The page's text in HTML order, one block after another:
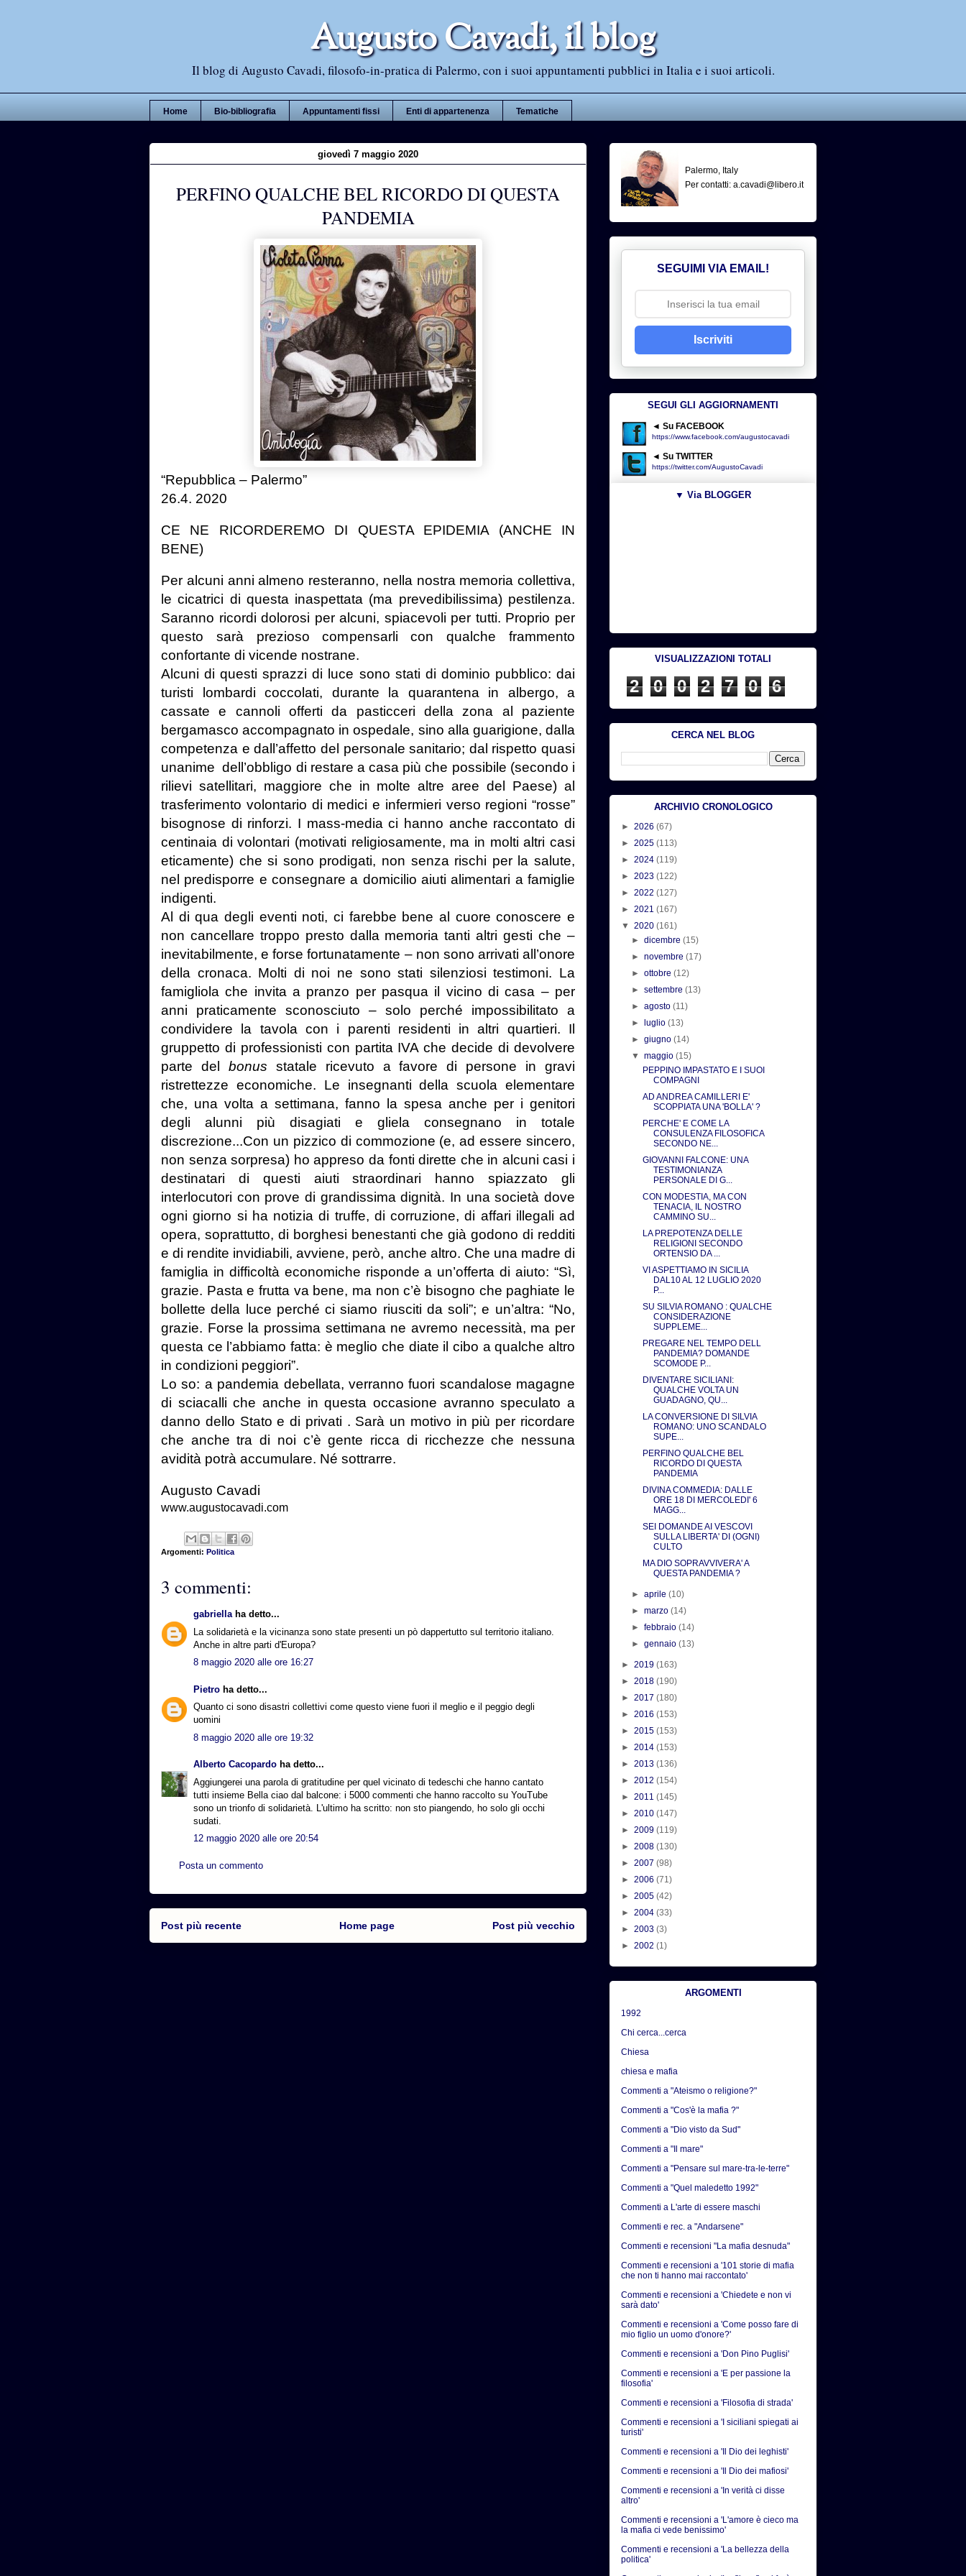
Augusto Cavadi, il blog
Il blog di Augusto Cavadi, filosofo-in-pratica di Palermo, con i suoi appuntamenti pubblici in Italia e i suoi articoli.
Home Bio-bibliografia Appuntamenti fissi Enti di appartenenza Tematiche
giovedì 7 maggio 2020
PERFINO QUALCHE BEL RICORDO DI QUESTA
PANDEMIA
“Repubblica – Palermo”
26.4. 2020
CE NE RICORDEREMO DI QUESTA EPIDEMIA (ANCHE IN
BENE)
Per alcuni anni almeno resteranno, nella nostra memoria collettiva,
le cicatrici di questa inaspettata (ma prevedibilissima) pestilenza.
Saranno ricordi dolorosi per alcuni, spiacevoli per tutti. Proprio per
questo sarà prezioso compensarli con qualche frammento
confortante di vicende nostrane.
Alcuni di questi sprazzi di luce sono stati di dominio pubblico: dai
turisti lombardi coccolati, durante la quarantena in albergo, a
cassate e cannoli offerti da pasticceri della zona al paziente
bergamasco accompagnato in ospedale, sino alla guarigione, dalla
competenza e dall’affetto del personale sanitario; dal rispetto quasi
unanime dell’obbligo di restare a casa più che possibile (secondo i
rilievi satellitari, maggiore che in molte altre aree del Paese) al
trasferimento volontario di medici e infermieri verso regioni “rosse”
bisognose di rinforzi. I mass-media ci hanno anche raccontato di
centinaia di volontari (motivati religiosamente, ma in molti altri casi
eticamente) che si sono prodigati, non senza rischi per la salute,
nel predisporre e consegnare a domicilio aiuti alimentari a famiglie
indigenti.
Al di qua degli eventi noti, ci farebbe bene al cuore conoscere e
non cancellare troppo presto dalla memoria tanti altri gesti che –
inevitabilmente, e forse fortunatamente – non sono arrivati all’onore
della cronaca. Molti di noi ne sono stati silenziosi testimoni. La
famigliola che invita a pranzo per pasqua il vicino di casa – per
anni praticamente sconosciuto – solo perché impossibilitato a
condividere la tavola con i parenti residenti in altri quartieri. Il
gruppetto di professionisti con partita IVA che decide di devolvere
parte del bonus statale ricevuto a favore di persone in gravi
ristrettezze economiche. Le insegnanti della scuola elementare
che, una volta a settimana, fanno la spesa anche per i genitori
degli alunni più disagiati e gliela consegnano in totale
discrezione...Con un pizzico di commozione (e, ad essere sincero,
non senza sorpresa) ho appreso da fonti dirette che in alcuni casi i
destinatari di questi aiuti straordinari hanno spiazzato gli
interlocutori con prove di grandissima dignità. In una società dove
ogni giorno si ha notizia di truffe, di corruzione, di affari illegali ad
opera, soprattutto, di borghesi benestanti che già godono di redditi
e di rendite invidiabili, avviene, però, anche altro. Che una madre di
famiglia in difficoltà economiche risponde a un’offerta di aiuto: “Sì,
grazie. Pasta e frutta va bene, ma non c’è bisogno che paghiate le
bollette della luce perché ci siamo riusciti da soli”; e un’altra: “No,
grazie. Forse la prossima settimana ne avremo necessità, ma per
questa ce l’abbiamo fatta: è meglio che diate il cibo a qualche altro
in condizioni peggiori”.
Lo so: a pandemia debellata, verranno fuori scandalose magagne
di sciacalli che anche in questa occasione avranno speculato a
danno dello Stato e di privati . Sarà un motivo in più per ricordare
che anche tra di noi c’è gente ricca di ricchezze che nessuna
avidità potrà accumulare. Né sottrarre.
Augusto Cavadi
www.augustocavadi.com
Argomenti: Politica
3 commenti:
gabriellaha detto...
La solidarietà e la vicinanza sono state presenti un pò dappertutto sul territorio italiano.
Anche in altre parti d'Europa?
8 maggio 2020 alle ore 16:27
Pietro ha detto...
Quanto ci sono disastri collettivi come questo viene fuori il meglio e il peggio degli
uomini
8 maggio 2020 alle ore 19:32
Alberto Cacopardo ha detto...
Aggiungerei una parola di gratitudine per quel vicinato di tedeschi che hanno cantato
tutti insieme Bella ciao dal balcone: i 5000 commenti che hanno raccolto su YouTube
sono un trionfo di solidarietà. L'ultimo ha scritto: non sto piangendo, ho solo gli occhi
sudati.
12 maggio 2020 alle ore 20:54
Posta un commento
Post più recente Post più vecchio
Home page
Palermo, Italy
Per contatti: a.cavadi@libero.it
SEGUIMI VIA EMAIL!
Iscriviti
SEGUI GLI AGGIORNAMENTI
◄ Su FACEBOOK
https://www.facebook.com/augustocavadi
◄ Su TWITTER
https://twitter.com/AugustoCavadi
▼ Via BLOGGER
VISUALIZZAZIONI TOTALI
2 0 0 2 7 0 6
CERCA NEL BLOG
ARCHIVIO CRONOLOGICO
► 2026 (67)
► 2025 (113)
► 2024 (119)
► 2023 (122)
► 2022 (127)
► 2021 (167)
▼ 2020 (161)
►dicembre(15)
►novembre(17)
►ottobre(12)
►settembre(13)
►agosto(11)
►
luglio(13)
►giugno(14)
▼maggio(15)
PEPPINO IMPASTATO E I SUOI
COMPAGNI
AD ANDREA CAMILLERI E'
SCOPPIATA UNA 'BOLLA' ?
PERCHE' E COME LA
CONSULENZA FILOSOFICA
SECONDO NE...
GIOVANNI FALCONE: UNA
TESTIMONIANZA
PERSONALE DI G...
CON MODESTIA, MA CON
TENACIA, IL NOSTRO
CAMMINO SU...
LA PREPOTENZA DELLE
RELIGIONI SECONDO
ORTENSIO DA ...
VI ASPETTIAMO IN SICILIA
DAL10 AL 12 LUGLIO 2020
P...
SU SILVIA ROMANO : QUALCHE
CONSIDERAZIONE
SUPPLEME...
PREGARE NEL TEMPO DELL
PANDEMIA? DOMANDE
SCOMODE P...
DIVENTARE SICILIANI:
QUALCHE VOLTA UN
GUADAGNO, QU...
LA CONVERSIONE DI SILVIA
ROMANO: UNO SCANDALO
SUPE...
PERFINO QUALCHE BEL
RICORDO DI QUESTA
PANDEMIA
DIVINA COMMEDIA: DALLE
ORE 18 DI MERCOLEDI' 6
MAGG...
SEI DOMANDE AI VESCOVI
SULLA LIBERTA' DI (OGNI)
CULTO
MA DIO SOPRAVVIVERA' A
QUESTA PANDEMIA ?
►aprile(10)
►marzo(14)
►febbraio(14)
►gennaio(13)
► 2019 (163)
► 2018 (190)
► 2017 (180)
► 2016 (153)
► 2015 (153)
► 2014 (153)
► 2013 (136)
► 2012 (154)
► 2011 (145)
► 2010 (147)
► 2009 (119)
► 2008 (130)
► 2007 (98)
► 2006 (71)
► 2005 (42)
► 2004 (33)
► 2003 (3)
► 2002 (1)
ARGOMENTI
1992
Chi cerca...cerca
Chiesa
chiesa e mafia
Commenti a "Ateismo o religione?"
Commenti a "Cos'è la mafia ?"
Commenti a "Dio visto da Sud"
Commenti a "Il mare"
Commenti a "Pensare sul mare-tra-le-terre"
Commenti a "Quel maledetto 1992"
Commenti a L'arte di essere maschi
Commenti e rec. a "Andarsene"
Commenti e recensioni "La mafia desnuda"
Commenti e recensioni a '101 storie di mafia
che non ti hanno mai raccontato'
Commenti e recensioni a 'Chiedete e non vi
sarà dato'
Commenti e recensioni a 'Come posso fare di
mio figlio un uomo d'onore?'
Commenti e recensioni a 'Don Pino Puglisi'
Commenti e recensioni a 'E per passione la
filosofia'
Commenti e recensioni a 'Filosofia di strada'
Commenti e recensioni a 'I siciliani spiegati ai
turisti'
Commenti e recensioni a 'Il Dio dei leghisti'
Commenti e recensioni a 'Il Dio dei mafiosi'
Commenti e recensioni a 'In verità ci disse
altro'
Commenti e recensioni a 'L'amore è cieco ma
la mafia ci vede benissimo'
Commenti e recensioni a 'La bellezza della
politica'